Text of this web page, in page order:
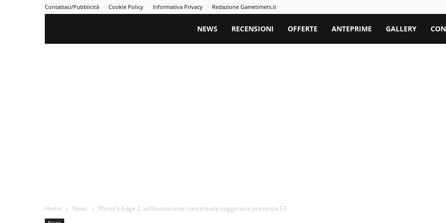
Contattaci/Pubblicità Cookie Policy Informativa Privacy Redazione Gametimers.it
Gametimers
NEWS RECENSIONI OFFERTE ANTEPRIME GALLERY
Home News Mirror’s Edge 2: un’illustrazione concettuale suggerisce presenza E3